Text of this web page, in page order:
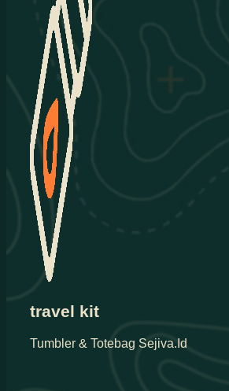
travel kit
Tumbler & Totebag Sejiva.Id